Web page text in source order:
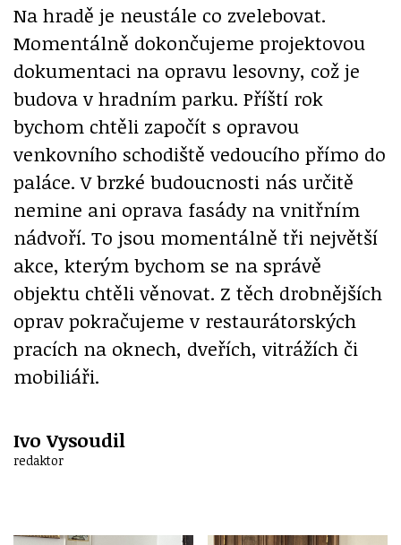
Na hradě je neustále co zvelebovat.
Momentálně dokončujeme projektovou
dokumentaci na opravu lesovny, což je
budova v hradním parku. Příští rok
bychom chtěli započít s opravou
venkovního schodiště vedoucího přímo do
paláce. V brzké budoucnosti nás určitě
nemine ani oprava fasády na vnitřním
nádvoří. To jsou momentálně tři největší
akce, kterým bychom se na správě
objektu chtěli věnovat. Z těch drobnějších
oprav pokračujeme v restaurátorských
pracích na oknech, dveřích, vitrážích či
mobiliáři.
Ivo Vysoudil
redaktor